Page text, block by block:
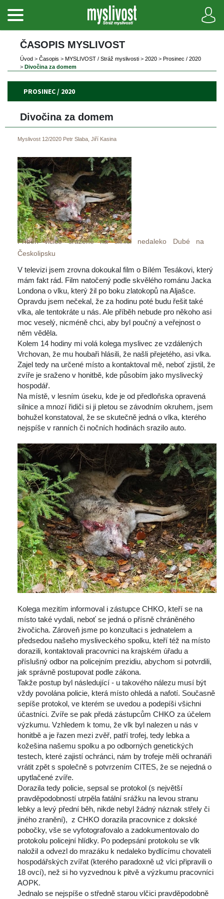
ČASOPIS MYSLIVOST
Úvod > Časopi > MYSLIVOST / Stráž myslivosti > 2020 > Prosinec / 2020
> Divočina za domem
PROSINEC / 2020
Divočina za domem
Myslivost 12/2020 Petr Slaba, Jiří Kasina
Příběh vlčice sražené na silnici nedaleko Dubé na
Českolipsku
V televizi jsem zrovna dokoukal film o Bílém Tesákovi, který
mám fakt rád. Film natočený podle skvělého románu Jacka
Londona o vlku, který žil po boku zlatokopů na Aljašce.
Opravdu jsem nečekal, že za hodinu poté budu řešit také
vlka, ale tentokráte u nás. Ale příběh nebude pro někoho asi
moc veselý, nicméně chci, aby byl poučný a veřejnost o
něm věděla.
Kolem 14 hodiny mi volá kolega myslivec ze vzdálených
Vrchovan, že mu houbaři hlásili, že našli přejetého, asi vlka.
Zajel tedy na určené místo a kontaktoval mě, neboť zjistil, že
zvíře je sraženo v honitbě, kde působím jako myslivecký
hospodář.
Na místě, v lesním úseku, kde je od předloňska opravená
ilnice a mnozí řidiči si ji pletou se závodním okruhem, jsem
bohužel konstatoval, že se skutečně jedná o vlka, kterého
nejspíše v ranních či nočních hodinách srazilo auto.
Kolega mezitím informoval i zástupce CHKO, kteří se na
místo také vydali, neboť se jedná o přísně chráněného
živočicha. Zároveň jsme po konzultaci s jednatelem a
předsedou našeho mysliveckého spolku, kteří též na místo
dorazili, kontaktovali pracovnici na krajském úřadu a
příslušný odbor na policejním prezidiu, abychom si potvrdili,
jak správně postupovat podle zákona.
Takže postup byl následující - u takového nálezu musí být
vždy povolána policie, která místo ohledá a nafotí. Současně
epíše protokol, ve kterém se uvedou a podepíši všichni
účastníci. Zvíře se pak předá zástupcům CHKO za účelem
výzkumu. Vzhledem k tomu, že vlk byl nalezen u nás v
honitbě a je řazen mezi zvěř, patří trofej, tedy lebka a
kožešina našemu spolku a po odborných genetických
testech, které zajistí ochránci, nám by trofeje měli ochranáři
vrátit zpět s společně s potvrzením CITES, že se nejedná o
upytlačené zvíře.
Dorazila tedy policie, sepsal se protokol (s největší
pravděpodobností utrpěla fatální srážku na levou stranu
lebky a levý přední běh, nikde nebyl žádný náznak střely či
jiného zranění), z CHKO dorazila pracovnice z dokské
pobočky, vše se vyfotografovalo a zadokumentovalo do
protokolu policejní hlídky. Po podepsání protokolu se vlk
naložil a odvezl do mrazáku k nedaleko bydlícímu chovateli
hospodářských zvířat (kterého paradoxně už vlci připravili o
18 ovcí), než si ho vyzvednou k pitvě a výzkumu pracovníci
AOPK.
Jednalo se nejspíše o středně starou vlčici pravděpodobně